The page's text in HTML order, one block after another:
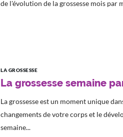
de l'évolution de la grossesse mois par
LA GROSSESSE
La grossesse semaine
La grossesse est un moment unique
changements de votre corps et le
semaine...